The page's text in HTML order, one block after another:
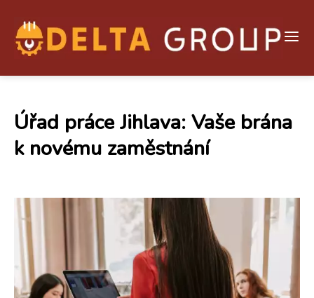
Úřad práce Jihlava: Vaše brána
k novému zaměstnání